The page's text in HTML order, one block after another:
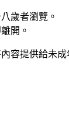
歲者瀏覽。
開。
容提供給未成